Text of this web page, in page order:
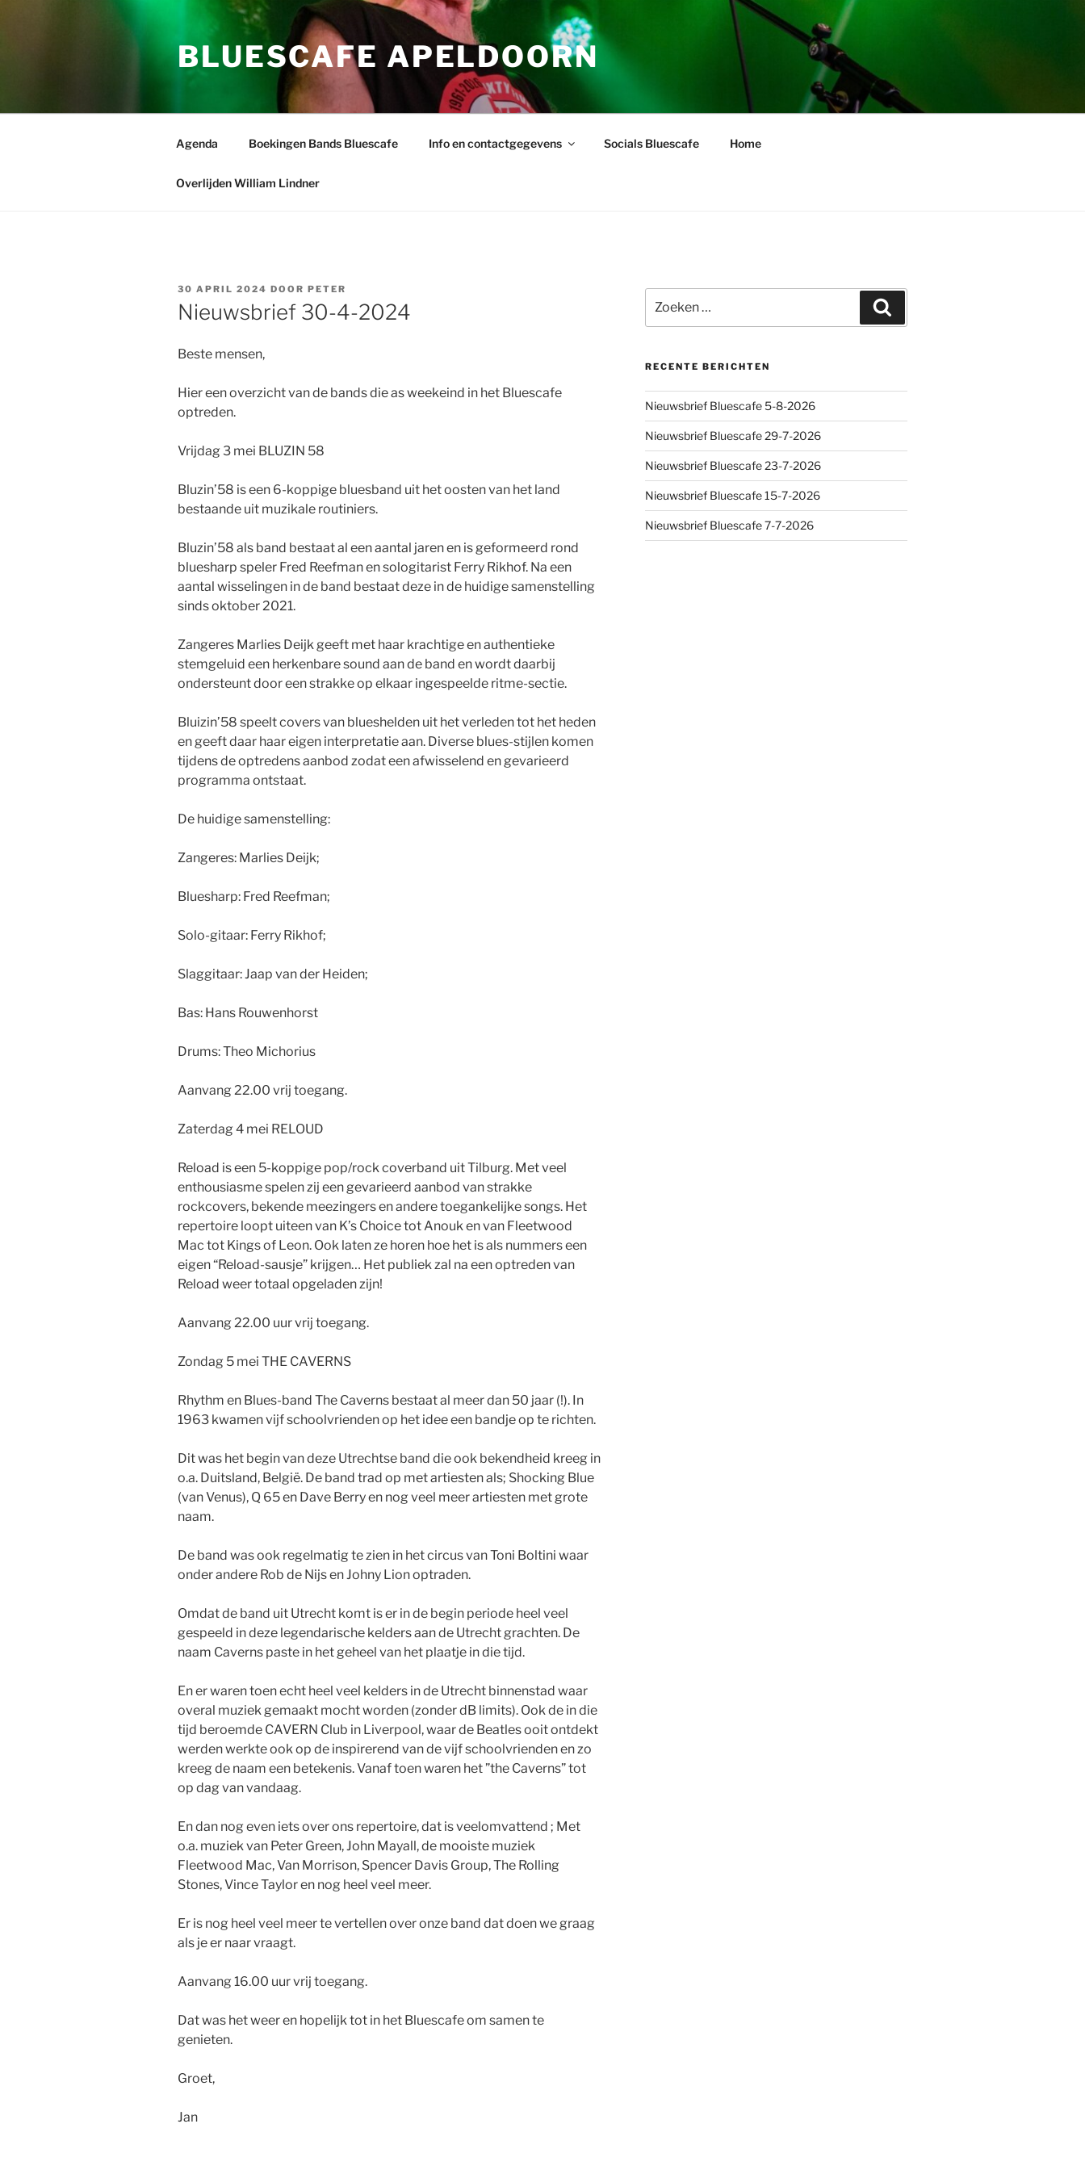
BLUESCAFE APELDOORN
Agenda Boekingen Bands Bluescafe Info en contactgegevens Socials Bluescafe Home
Overlijden William Lindner
GEPLAATST
OP
30 APRIL 2024 DOOR PETER
Nieuwsbrief 30-4-2024
Beste mensen,
Hier een overzicht van de bands die as weekeind in het Bluescafe
optreden.
Vrijdag 3 mei BLUZIN 58
Bluzin’58 is een 6-koppige bluesband uit het oosten van het land
bestaande uit muzikale routiniers.
Bluzin’58 als band bestaat al een aantal jaren en is geformeerd rond
bluesharp speler Fred Reefman en sologitarist Ferry Rikhof. Na een
aantal wisselingen in de band bestaat deze in de huidige samenstelling
sinds oktober 2021.
Zangeres Marlies Deijk geeft met haar krachtige en authentieke
stemgeluid een herkenbare sound aan de band en wordt daarbij
ondersteunt door een strakke op elkaar ingespeelde ritme-sectie.
Bluizin’58 speelt covers van blueshelden uit het verleden tot het heden
en geeft daar haar eigen interpretatie aan. Diverse blues-stijlen komen
tijdens de optredens aanbod zodat een afwisselend en gevarieerd
programma ontstaat.
De huidige samenstelling:
Zangeres: Marlies Deijk;
Bluesharp: Fred Reefman;
Solo-gitaar: Ferry Rikhof;
Slaggitaar: Jaap van der Heiden;
Bas: Hans Rouwenhorst
Drums: Theo Michorius
Aanvang 22.00 vrij toegang.
Zaterdag 4 mei RELOUD
Reload is een 5-koppige pop/rock coverband uit Tilburg. Met veel
enthousiasme spelen zij een gevarieerd aanbod van strakke
rockcovers, bekende meezingers en andere toegankelijke songs. Het
repertoire loopt uiteen van K’s Choice tot Anouk en van Fleetwood
Mac tot Kings of Leon. Ook laten ze horen hoe het is als nummers een
eigen “Reload-sausje” krijgen… Het publiek zal na een optreden van
Reload weer totaal opgeladen zijn!
Aanvang 22.00 uur vrij toegang.
Zondag 5 mei THE CAVERNS
Rhythm en Blues-band The Caverns bestaat al meer dan 50 jaar (!). In
1963 kwamen vijf schoolvrienden op het idee een bandje op te richten.
Dit was het begin van deze Utrechtse band die ook bekendheid kreeg in
o.a. Duitsland, België. De band trad op met artiesten als; Shocking Blue
(van Venus), Q 65 en Dave Berry en nog veel meer artiesten met grote
naam.
De band was ook regelmatig te zien in het circus van Toni Boltini waar
onder andere Rob de Nijs en Johny Lion optraden.
Omdat de band uit Utrecht komt is er in de begin periode heel veel
gespeeld in deze legendarische kelders aan de Utrecht grachten. De
naam Caverns paste in het geheel van het plaatje in die tijd.
En er waren toen echt heel veel kelders in de Utrecht binnenstad waar
overal muziek gemaakt mocht worden (zonder dB limits). Ook de in die
tijd beroemde CAVERN Club in Liverpool, waar de Beatles ooit ontdekt
werden werkte ook op de inspirerend van de vijf schoolvrienden en zo
kreeg de naam een betekenis. Vanaf toen waren het ”the Caverns” tot
op dag van vandaag.
En dan nog even iets over ons repertoire, dat is veelomvattend ; Met
o.a. muziek van Peter Green, John Mayall, de mooiste muziek
Fleetwood Mac, Van Morrison, Spencer Davis Group, The Rolling
Stones, Vince Taylor en nog heel veel meer.
Er is nog heel veel meer te vertellen over onze band dat doen we graag
als je er naar vraagt.
Aanvang 16.00 uur vrij toegang.
Dat was het weer en hopelijk tot in het Bluescafe om samen te
genieten.
Groet,
Jan
naar:
RECENTE BERICHTEN
Nieuwsbrief Bluescafe 5-8-2026
Nieuwsbrief Bluescafe 29-7-2026
Nieuwsbrief Bluescafe 23-7-2026
Nieuwsbrief Bluescafe 15-7-2026
Nieuwsbrief Bluescafe 7-7-2026